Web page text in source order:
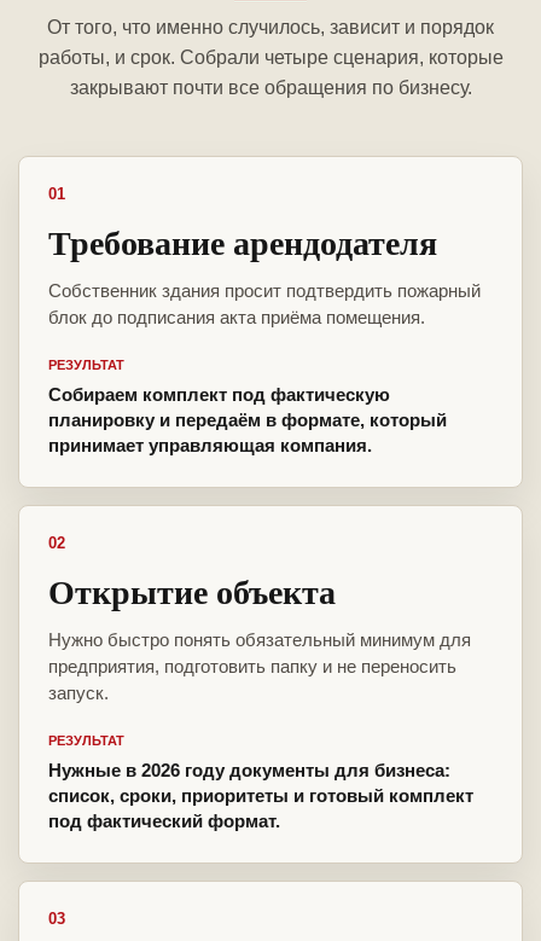
От того, что именно случилось, зависит и порядок
работы, и срок. Собрали четыре сценария, которые
закрывают почти все обращения по бизнесу.
01
Требование арендодателя
Собственник здания просит подтвердить пожарный
блок до подписания акта приёма помещения.
РЕЗУЛЬТАТ
Собираем комплект под фактическую
планировку и передаём в формате, который
принимает управляющая компания.
02
Открытие объекта
Нужно быстро понять обязательный минимум для
предприятия, подготовить папку и не переносить
запуск.
РЕЗУЛЬТАТ
Нужные в 2026 году документы для бизнеса:
список, сроки, приоритеты и готовый комплект
под фактический формат.
03